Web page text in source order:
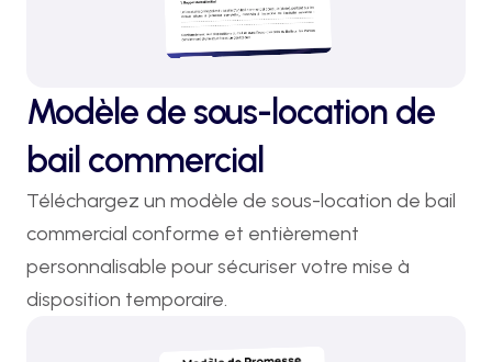
Modèle de sous-location de
bail commercial
Téléchargez un modèle de sous-location de bail
commercial conforme et entièrement
personnalisable pour sécuriser votre mise à
disposition temporaire.